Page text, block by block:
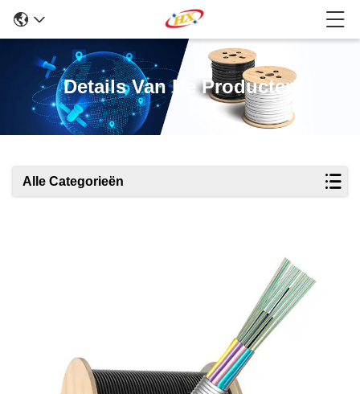
Details Van De Producten
Alle Categorieën